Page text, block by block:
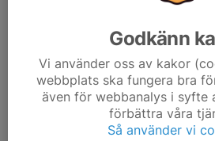
Man bor med dom man fiskar
handdukar ingår i priset.
Detaljer för resan:
• Plats: Dragsö Camping & Stugby,
Godkänn
Vi använder oss av kakor
webbplats ska fungera bra
även för webbanalys i syfte
förbättra våra
Så använder vi